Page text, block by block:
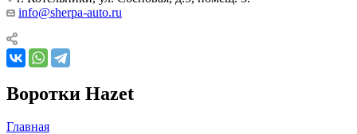
info@sherpa-auto.ru
Воротки Hazet
Главная